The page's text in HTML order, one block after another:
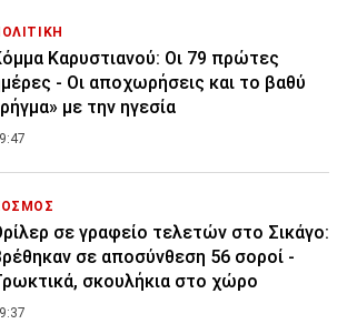
Καρυστιανού: Οι 79 πρώτες
- Οι αποχωρήσεις και το βαθύ
με την ηγεσία
σε γραφείο τελετών στο Σικάγο:
σε αποσύνθεση 56 σοροί -
σκουλήκια στο χώρο